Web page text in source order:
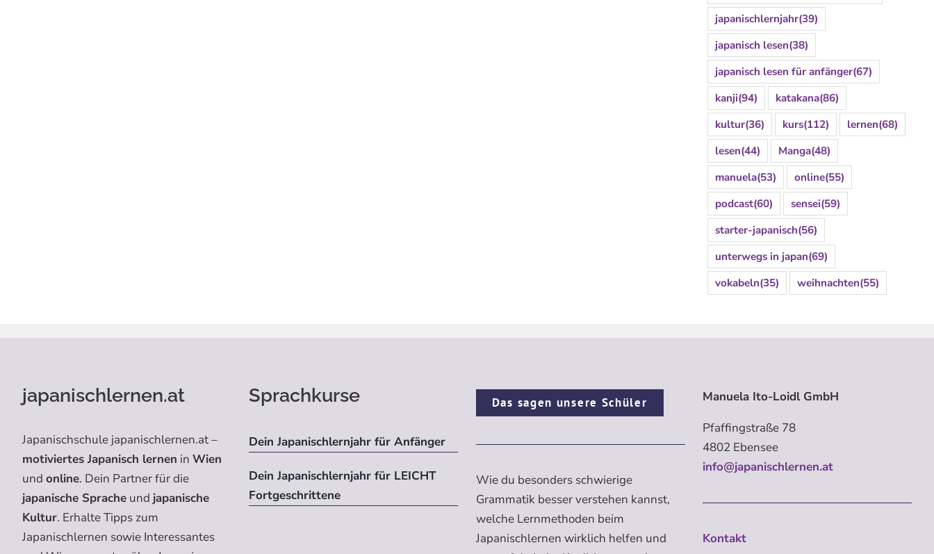
japanischlernjahr(39)
japanisch lesen(38)
japanisch lesen für anfänger(67)
kanji(94) katakana(86)
kultur(36) kurs(112) lernen(68)
lesen(44) Manga(48)
manuela(53) online(55)
podcast(60) sensei(59)
starter-japanisch(56)
unterwegs in japan(69)
vokabeln(35) weihnachten(55)
japanischlernen.at
Japanischschule japanischlernen.at –
motiviertes Japanisch lernen in Wien
und online. Dein Partner für die
japanische Spracheund japanische
Kultur. Erhalte Tipps zum
Japanischlernen sowie Interessantes
Sprachkurse
Dein Japanischlernjahr für Anfänger
Dein Japanischlernjahr für LEICHT
Fortgeschrittene
Das sagen unsere Schüler
Wie du besonders schwierige
Grammatik besser verstehen kannst,
welche Lernmethoden beim
Japanischlernen wirklich helfen und
Manuela Ito-Loidl GmbH
Pfaffingstraße 78
4802 Ebensee
info@japanischlernen.at
Kontakt